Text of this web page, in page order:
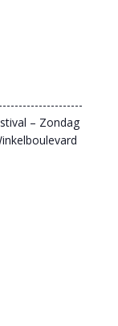
– Zondag